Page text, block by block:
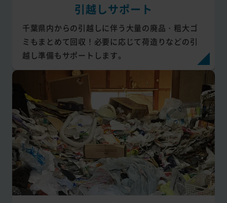
引越しサポート
千葉県内からの引越しに伴う大量の廃品・粗大ゴ
ミもまとめて回収！必要に応じて荷造りなどの引
越し準備もサポートします。